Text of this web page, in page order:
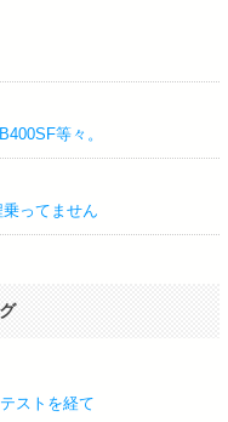
等々。
ってません
ストを経て